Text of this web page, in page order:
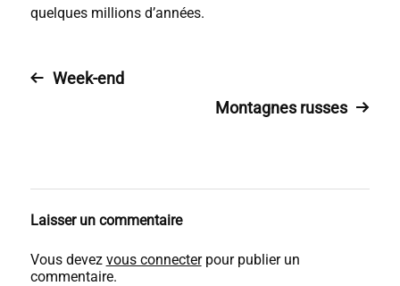
quelques millions d’années.
Week-end
Montagnes russes
Laisser un commentaire
Vous devez vous connecterpour publier un
commentaire.